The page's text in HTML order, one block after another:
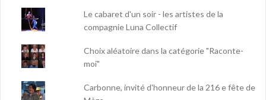
Le cabaret d'un soir - les artistes de la
compagnie Luna Collectif
Choix aléatoire dans la catégorie "Raconte-
moi"
Carbonne, invité d'honneur de la 216 e fête de